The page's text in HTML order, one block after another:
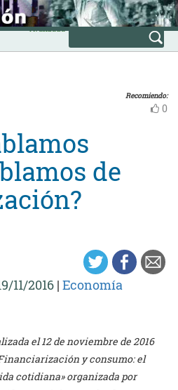
Avanzada
Recomiendo:
0
de
11/2016 | Economía
el 12 de noviembre de 2016
y consumo: el
cotidiana» organizada por